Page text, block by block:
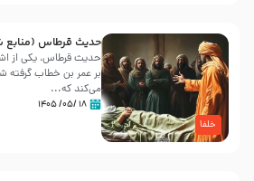
خلفا
حدیث قرطاس (منابع
حدیث قرطاس، یکی از
بر عمر بن خطاب گرفته
می‌کند که...
۱۸ /۰۵/ ۱۴۰۵